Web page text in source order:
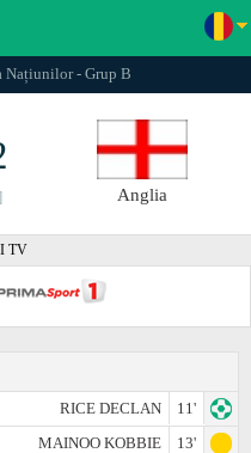
Națiunilor - Grup B
Anglia
TV
RICE DECLAN
11'
MAINOO KOBBIE
13'